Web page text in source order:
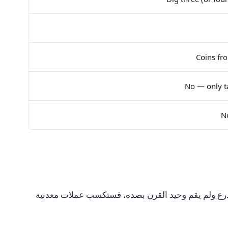
Coins
No — only
ولم يقم وحيد القرن بصده، فستكسب عملات معدنية